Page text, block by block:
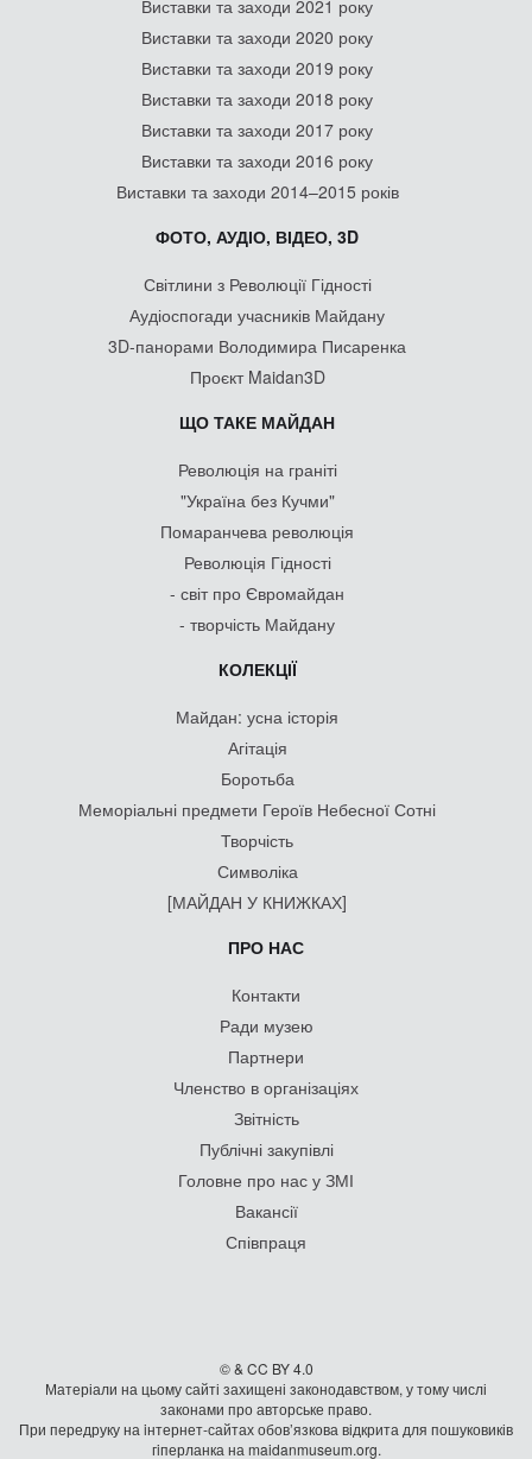
Виставки та заходи 2021 року
Виставки та заходи 2020 року
Виставки та заходи 2019 року
Виставки та заходи 2018 року
Виставки та заходи 2017 року
Виставки та заходи 2016 року
Виставки та заходи 2014–2015 років
ФОТО, АУДІО, ВІДЕО, 3D
Світлини з Революції Гідності
Аудіоспогади учасників Майдану
3D-панорами Володимира Писаренка
Проєкт Maidan3D
ЩО ТАКЕ МАЙДАН
Революція на граніті
"Україна без Кучми"
Помаранчева революція
Революція Гідності
- світ про Євромайдан
- творчість Майдану
КОЛЕКЦІЇ
Майдан: усна історія
Агітація
Боротьба
Меморіальні предмети Героїв Небесної Сотні
Творчість
Символіка
[МАЙДАН У КНИЖКАХ]
ПРО НАС
Контакти
Ради музею
Партнери
Членство в організаціях
Звітність
Публічні закупівлі
Головне про нас у ЗМІ
Вакансії
Співпраця
© & CC BY 4.0
Матеріали на цьому сайті захищені законодавством, у тому числі
законами про авторське право.
При передруку на iнтернет-сайтах обов’язкова відкрита для пошуковиків
гiперланка на maidanmuseum.org.